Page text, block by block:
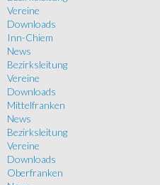
Vereine
Downloads
Inn-Chiem
News
Bezirksleitung
Vereine
Downloads
Mittelfranken
News
Bezirksleitung
Vereine
Downloads
Oberfranken